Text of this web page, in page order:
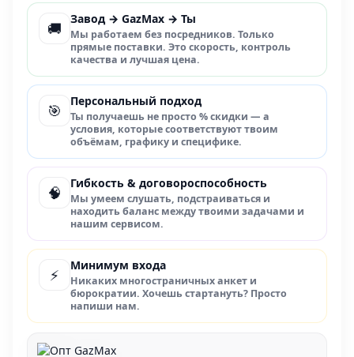
🚚
Завод → GazMax → Ты
Мы работаем без посредников. Только
прямые поставки. Это скорость, контроль
качества и лучшая цена.
🎯
Персональный подход
Ты получаешь не просто % скидки — а
условия, которые соответствуют твоим
объёмам, графику и специфике.
🧠
Гибкость & договороспособность
Мы умеем слушать, подстраиваться и
находить баланс между твоими задачами и
нашим сервисом.
⚡
Минимум входа
Никаких многостраничных анкет и
бюрократии. Хочешь стартануть? Просто
напиши нам.